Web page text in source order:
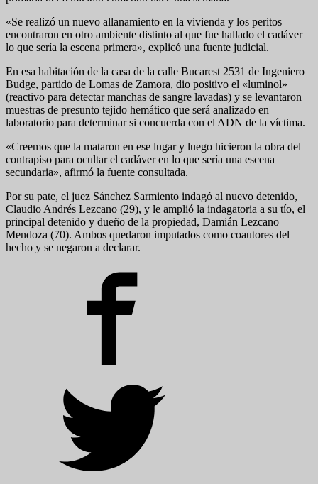
«Se realizó un nuevo allanamiento en la vivienda y los peritos
encontraron en otro ambiente distinto al que fue hallado el cadáver
lo que sería la escena primera», explicó una fuente judicial.
En esa habitación de la casa de la calle Bucarest 2531 de Ingeniero
Budge, partido de Lomas de Zamora, dio positivo el «luminol»
(reactivo para detectar manchas de sangre lavadas) y se levantaron
muestras de presunto tejido hemático que será analizado en
laboratorio para determinar si concuerda con el ADN de la víctima.
«Creemos que la mataron en ese lugar y luego hicieron la obra del
contrapiso para ocultar el cadáver en lo que sería una escena
secundaria», afirmó la fuente consultada.
Por su pate, el juez Sánchez Sarmiento indagó al nuevo detenido,
Claudio Andrés Lezcano (29), y le amplió la indagatoria a su tío, el
principal detenido y dueño de la propiedad, Damián Lezcano
Mendoza (70). Ambos quedaron imputados como coautores del
hecho y se negaron a declarar.